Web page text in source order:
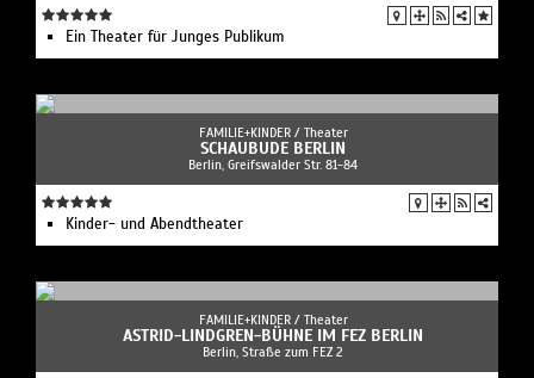
Ein Theater für Junges Publikum
FAMILIE+KINDER / Theater
SCHAUBUDE BERLIN
Berlin, Greifswalder Str. 81-84
Kinder- und Abendtheater
FAMILIE+KINDER / Theater
ASTRID-LINDGREN-BÜHNE IM FEZ BERLIN
Berlin, Straße zum FEZ 2